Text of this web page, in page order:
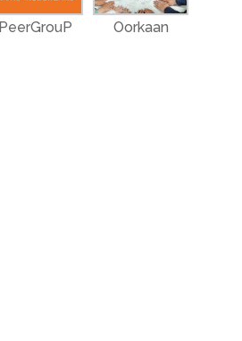
PeerGrouP Oorkaan